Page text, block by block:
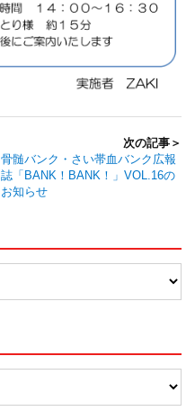
次の記事＞
骨髄バンク・さい帯血バンク広報
誌「BANK！BANK！」VOL.16の
お知らせ